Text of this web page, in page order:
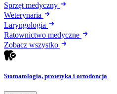
Sprzęt medyczny
Weterynaria
Laryngologia
Ratownictwo medyczne
Zobacz wszystko
Stomatologia, protetyka i ortodoncja